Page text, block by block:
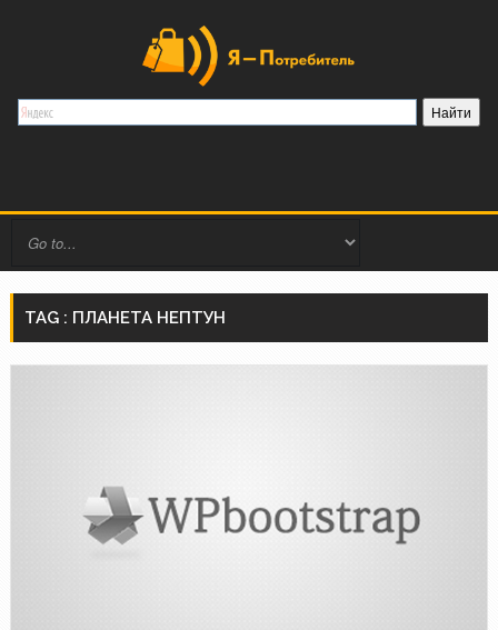
TAG : ПЛАНЕТА НЕПТУН